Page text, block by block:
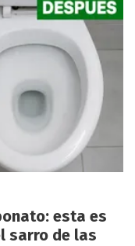
esta es
sarro de las